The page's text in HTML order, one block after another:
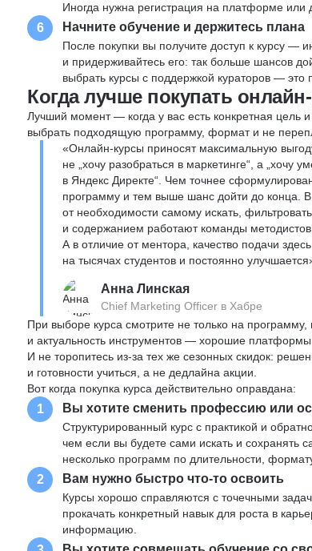
Иногда нужна регистрация на платформе или
6 Начните обучение и держитесь плана
После покупки вы получите доступ к курсу —
и придерживайтесь его: так больше шансов
выбрать курсы с поддержкой кураторов — это
Когда лучше покупать
Лучший момент — когда у вас есть конкретная цель
выбрать подходящую программу, формат и не
«Онлайн-курсы приносят максимальную
не „хочу разобраться в маркетинге“, а „хочу
в Яндекс Директе“. Чем точнее
программу и тем выше шанс дойти до конца. В
от необходимости самому искать,
и содержанием работают команды
А в отличие от ментора, качество подачи
на тысячах студентов и постоянно
Анна Линская
Chief Marketing Officer в Хабре
При выборе курса смотрите не только на
и актуальность инструментов — хорошие
И не торопитесь из-за тех же сезонных скидок:
и готовности учиться, а не дедлайна акции.
Вот когда покупка курса действительно оправдана:
1 Вы хотите сменить профессию или
Структурированный курс с практикой и
чем если вы будете сами искать и сохранять
несколько программ по длительности,
2 Вам нужно быстро что-то освоить
Курсы хорошо справляются с точечными
прокачать конкретный навык для роста в
информацию.